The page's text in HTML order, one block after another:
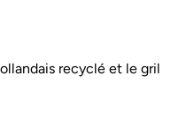
recyclé et le gril